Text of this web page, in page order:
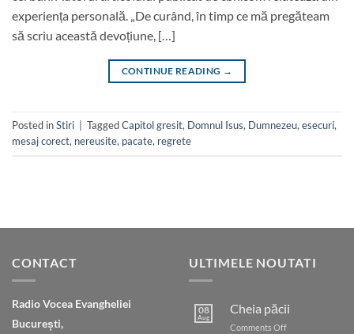
experiența personală. „De curând, în timp ce mă pregăteam
să scriu această devoțiune, […]
CONTINUE READING →
Posted inStiri TaggedCapitol gresit, Domnul Isus, Dumnezeu, esecuri,
mesaj corect, nereusite, pacate, regrete
CONTACT
Radio Vocea Evangheliei
București,
ULTIMELE NOUTATI
08
Aug
Cheia păcii
Comments Offon